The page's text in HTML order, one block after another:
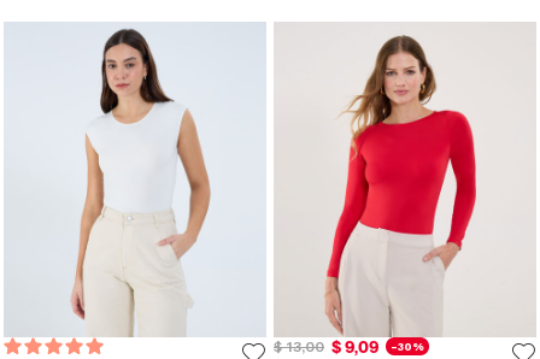
$ 13,00 $ 9,09 -30%